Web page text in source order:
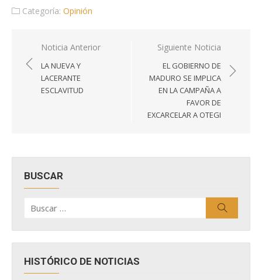
Categoría: Opinión
Navegación
de
entradas
Noticia Anterior
LA NUEVA Y
LACERANTE
ESCLAVITUD
Siguiente Noticia
EL GOBIERNO DE
MADURO SE IMPLICA
EN LA CAMPAÑA A
FAVOR DE
EXCARCELAR A OTEGI
BUSCAR
por:
HISTÓRICO DE NOTICIAS